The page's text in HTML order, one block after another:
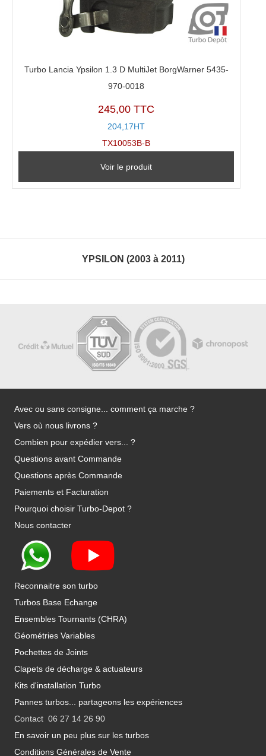
Turbo Lancia Ypsilon 1.3 D MultiJet BorgWarner 5435-
970-0018
245,00 TTC
204,17HT
TX10053B-B
Voir le produit
YPSILON (2003 à 2011)
Avec ou sans consigne... comment ça marche ?
Vers où nous livrons ?
Combien pour expédier vers... ?
Questions avant Commande
Questions après Commande
Paiements et Facturation
Pourquoi choisir Turbo-Depot ?
Nous contacter
Reconnaitre son turbo
Turbos Base Echange
Ensembles Tournants (CHRA)
Géométries Variables
Pochettes de Joints
Clapets de décharge & actuateurs
Kits d'installation Turbo
Pannes turbos... partageons les expériences
Contact 06 27 14 26 90
En savoir un peu plus sur les turbos
Conditions Générales de Vente